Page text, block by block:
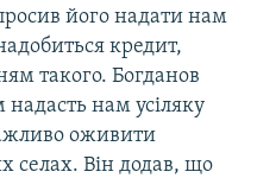
його надати нам
кредит,
такого. Богданов
нам усіляку
оживити
селах. Він додав, що